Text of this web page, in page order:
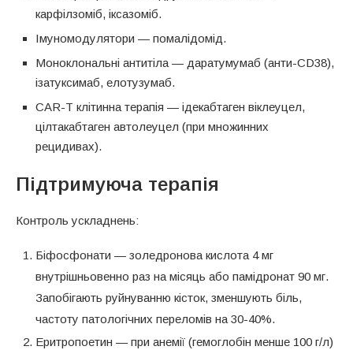
карфілзоміб, іксазоміб.
Імуномодулятори — помалідомід.
Моноклональні антитіла — даратумумаб (анти-CD38),
ізатуксимаб, елотузумаб.
CAR-T клітинна терапія — ідекабтаген віклеуцел,
цілтакабтаген автолеуцел (при множинних
рецидивах).
Підтримуюча терапія
Контроль ускладнень:
Біфосфонати — золедронова кислота 4 мг
внутрішньовенно раз на місяць або памідронат 90 мг.
Запобігають руйнуванню кісток, зменшують біль,
частоту патологічних переломів на 30-40%.
Еритропоетин — при анемії (гемоглобін менше 100 г/л)